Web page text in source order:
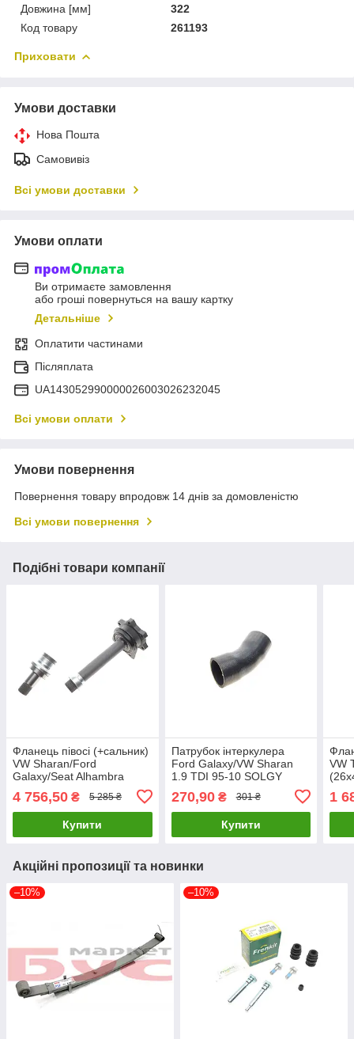
Довжина [мм]
322
Код товару
261193
Приховати
Умови доставки
Нова Пошта
Самовивіз
Всі умови доставки
Умови оплати
Ви отримаєте замовлення
або гроші повернуться на вашу картку
Детальніше
Оплатити частинами
Післяплата
UA143052990000026003026232045
Всі умови оплати
Умови повернення
Повернення товару впродовж 14 днів за домовленістю
Всі умови повернення
Подібні товари компанії
Фланець півосі (+сальник)
VW Sharan/Ford
Galaxy/Seat Alhambra
1.9/2.0 TDI 00-10 (R) AIC
57024 UA61
4 756,50 ₴ 5 285 ₴
Купити
Патрубок інтеркулера
Ford Galaxy/VW Sharan
1.9 TDI 95-10 SOLGY
270,90₴ 301 ₴
Купити
VW
1
Акційні пропозиції та новинки
–10% –10%